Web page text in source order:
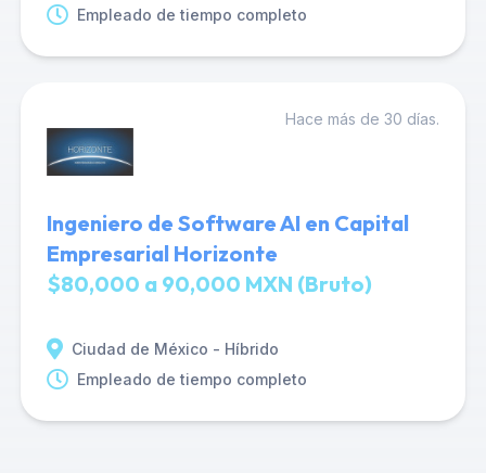
Empleado de tiempo completo
Hace más de 30 días.
Ingeniero de Software AI en Capital
Empresarial Horizonte
$80,000 a 90,000 MXN (Bruto)
Ciudad de México - Híbrido
Empleado de tiempo completo